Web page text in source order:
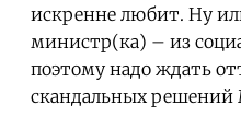
искренне любит. Ну
министр(ка) – из
поэтому надо ждать
скандальных решений